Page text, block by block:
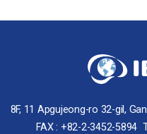
8F, 11 Apgujeong-ro 32-gil,
FAX : +82-2-3452-5894